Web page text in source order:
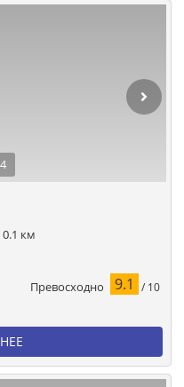
0.1 км
Превосходно 9.1 / 10